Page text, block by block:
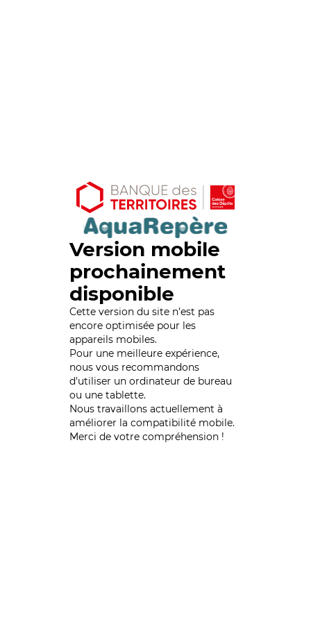
Version mobile
prochainement
disponible
Cette version du site n’est pas
encore optimisée pour les
appareils mobiles.
Pour une meilleure expérience,
nous vous recommandons
d'utiliser un ordinateur de bureau
ou une tablette.
Nous travaillons actuellement à
améliorer la compatibilité mobile.
Merci de votre compréhension !